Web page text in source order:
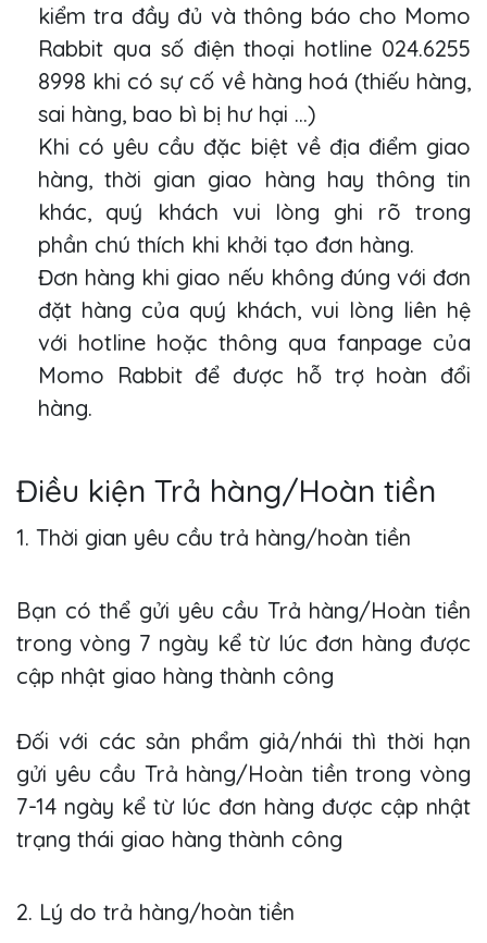
kiểm tra đầy đủ và thông báo cho Momo
Rabbit qua số điện thoại hotline 024.6255
8998 khi có sự cố về hàng hoá (thiếu hàng,
sai hàng, bao bì bị hư hại ...)
Khi có yêu cầu đặc biệt về địa điểm giao
hàng, thời gian giao hàng hay thông tin
khác, quý khách vui lòng ghi rõ trong
phần chú thích khi khởi tạo đơn hàng.
Đơn hàng khi giao nếu không đúng với đơn
đặt hàng của quý khách, vui lòng liên hệ
với hotline hoặc thông qua fanpage của
Momo Rabbit để được hỗ trợ hoàn đổi
hàng.
Điều kiện Trả hàng/Hoàn tiền
1. Thời gian yêu cầu trả hàng/hoàn tiền
Bạn có thể gửi yêu cầu Trả hàng/Hoàn tiền
trong vòng 7 ngày kể từ lúc đơn hàng được
cập nhật giao hàng thành công
Đối với các sản phẩm giả/nhái thì thời hạn
gửi yêu cầu Trả hàng/Hoàn tiền trong vòng
7-14 ngày kể từ lúc đơn hàng được cập nhật
trạng thái giao hàng thành công
2. Lý do trả hàng/hoàn tiền